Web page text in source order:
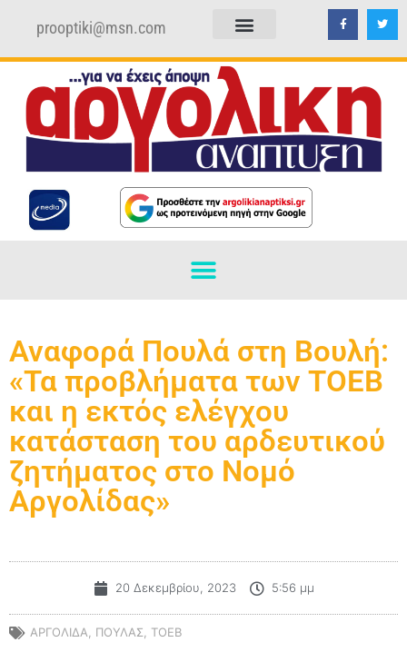
prooptiki@msn.com
Αναφορά Πουλά στη Βουλή:
«Τα προβλήματα των ΤΟΕΒ
και η εκτός ελέγχου
κατάσταση του αρδευτικού
ζητήματος στο Νομό
Αργολίδας»
20 Δεκεμβρίου, 2023 5:56 μμ
ΑΡΓΟΛΙΔΑ, ΠΟΥΛΑΣ, ΤΟΕΒ